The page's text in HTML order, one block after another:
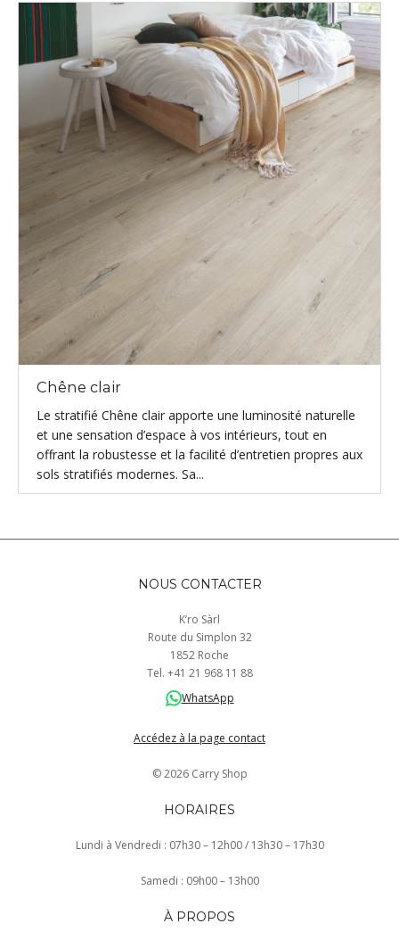
Chêne clair
Le stratifié Chêne clair apporte une luminosité naturelle
et une sensation d’espace à vos intérieurs, tout en
offrant la robustesse et la facilité d’entretien propres aux
sols stratifiés modernes. Sa...
NOUS CONTACTER
K’ro Sàrl
Route du Simplon 32
1852 Roche
Tel. +41 21 968 11 88
WhatsApp
Accédez à la page contact
© 2026 Carry Shop
HORAIRES
Lundi à Vendredi : 07h30 – 12h00 / 13h30 – 17h30
Samedi : 09h00 – 13h00
À PROPOS